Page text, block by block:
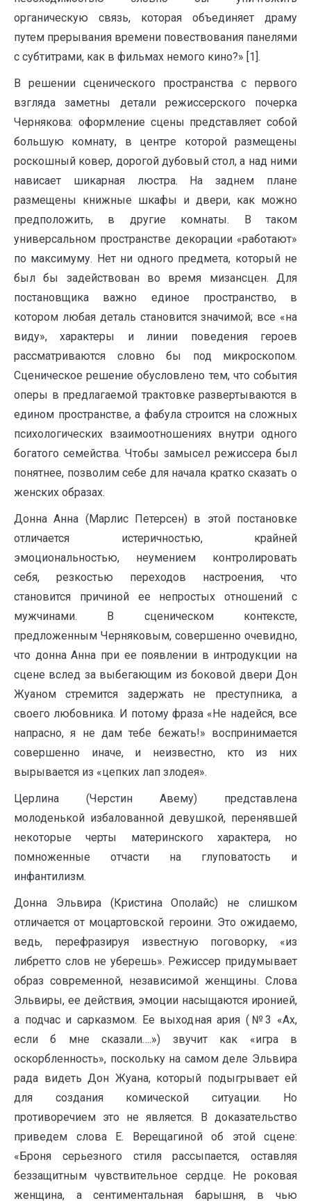
органическую связь, которая объединяет драму
путем прерывания времени повествования панелями
с субтитрами, как в фильмах немого кино?» [1].
В решении сценического пространства с первого
взгляда заметны детали режиссерского почерка
Чернякова: оформление сцены представляет собой
большую комнату, в центре которой размещены
роскошный ковер, дорогой дубовый стол, а над ними
нависает шикарная люстра. На заднем плане
размещены книжные шкафы и двери, как можно
предположить, в другие комнаты. В таком
универсальном пространстве декорации «работают»
по максимуму. Нет ни одного предмета, который не
был бы задействован во время мизансцен. Для
постановщика важно единое пространство, в
котором любая деталь становится значимой; все «на
виду», характеры и линии поведения героев
рассматриваются словно бы под микроскопом.
Сценическое решение обусловлено тем, что события
оперы в предлагаемой трактовке развертываются в
едином пространстве, а фабула строится на сложных
психологических взаимоотношениях внутри одного
богатого семейства. Чтобы замысел режиссера был
понятнее, позволим себе для начала кратко сказать о
женских образах.
Донна Анна (Марлис Петерсен) в этой постановке
отличается истеричностью, крайней
эмоциональностью, неумением контролировать
себя, резкостью переходов настроения, что
становится причиной ее непростых отношений с
мужчинами. В сценическом контексте,
предложенным Черняковым, совершенно очевидно,
что донна Анна при ее появлении в интродукции на
сцене вслед за выбегающим из боковой двери Дон
Жуаном стремится задержать не преступника, а
своего любовника. И потому фраза «Не надейся, все
напрасно, я не дам тебе бежать!» воспринимается
совершенно иначе, и неизвестно, кто из них
вырывается из «цепких лап злодея».
Церлина (Черстин Авему) представлена
молоденькой избалованной девушкой, перенявшей
некоторые черты материнского характера, но
помноженные отчасти на глуповатость и
инфантилизм.
Донна Эльвира (Кристина Ополайс) не слишком
отличается от моцартовской героини. Это ожидаемо,
ведь, перефразируя известную поговорку, «из
либретто слов не уберешь». Режиссер придумывает
образ современной, независимой женщины. Слова
Эльвиры, ее действия, эмоции насыщаются иронией,
а подчас и сарказмом. Ее выходная ария (№3 «Ах,
если б мне сказали….») звучит как «игра в
оскорбленность», поскольку на самом деле Эльвира
рада видеть Дон Жуана, который подыгрывает ей
для создания комической ситуации. Но
противоречием это не является. В доказательство
приведем слова Е. Верещагиной об этой сцене:
«Броня серьезного стиля рассыпается, оставляя
беззащитным чувствительное сердце. Не роковая
женщина, а сентиментальная барышня, в чью